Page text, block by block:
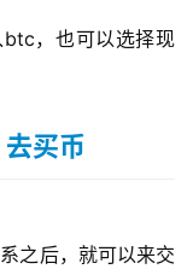
，也可以选择现
去买币
之后，就可以来交